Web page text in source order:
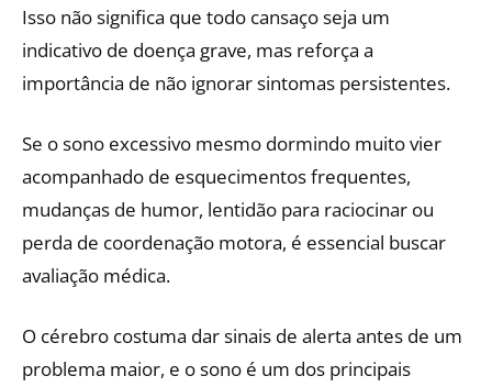
Isso não significa que todo cansaço seja um
indicativo de doença grave, mas reforça a
importância de não ignorar sintomas persistentes.
Se o sono excessivo mesmo dormindo muito vier
acompanhado de esquecimentos frequentes,
mudanças de humor, lentidão para raciocinar ou
perda de coordenação motora, é essencial buscar
avaliação médica.
O cérebro costuma dar sinais de alerta antes de um
problema maior, e o sono é um dos principais